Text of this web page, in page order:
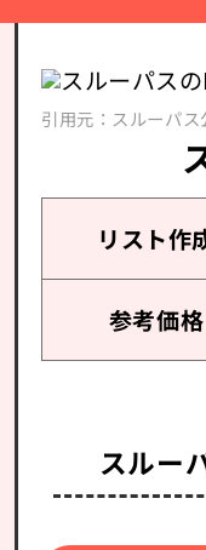
引用元：スルーパ
リスト作
参考価格
スルー